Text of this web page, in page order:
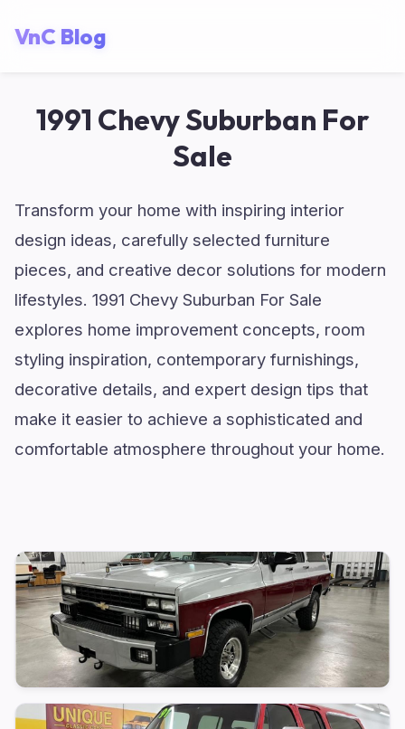
VnC Blog
1991 Chevy Suburban For
Sale
Transform your home with inspiring interior
design ideas, carefully selected furniture
pieces, and creative decor solutions for modern
lifestyles. 1991 Chevy Suburban For Sale
explores home improvement concepts, room
styling inspiration, contemporary furnishings,
decorative details, and expert design tips that
make it easier to achieve a sophisticated and
comfortable atmosphere throughout your home.